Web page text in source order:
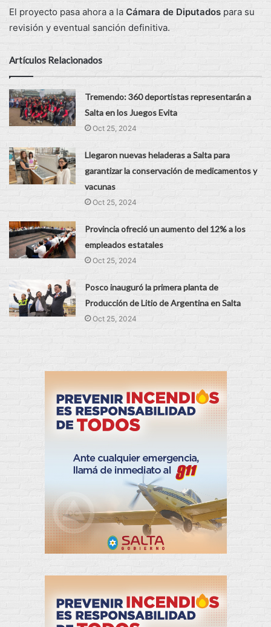
El proyecto pasa ahora a la Cámara de Diputados para su
revisión y eventual sanción definitiva.
Artículos Relacionados
Tremendo: 360 deportistas representarán a
Salta en los Juegos Evita
Oct 25, 2024
Llegaron nuevas heladeras a Salta para
garantizar la conservación de medicamentos y
vacunas
Oct 25, 2024
Provincia ofreció un aumento del 12% a los
empleados estatales
Oct 25, 2024
Posco inauguró la primera planta de
Producción de Litio de Argentina en Salta
Oct 25, 2024